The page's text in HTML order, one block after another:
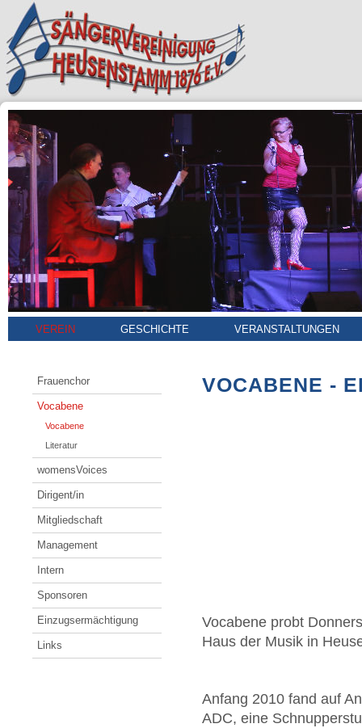
VEREIN GESCHICHTE VERANSTALTUNGEN
Frauenchor
Vocabene
Vocabene
Literatur
womensVoices
Dirigent/in
Mitgliedschaft
Management
Intern
Sponsoren
Einzugsermächtigung
Links
VOCABENE -
Vocabene probt
Haus der Musik in
Anfang 2010 fand auf
ADC, eine